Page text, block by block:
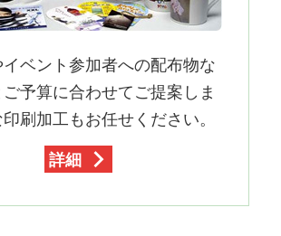
ベント参加者への配布物な
予算に合わせてご提案しま
刷加工もお任せください。
詳細